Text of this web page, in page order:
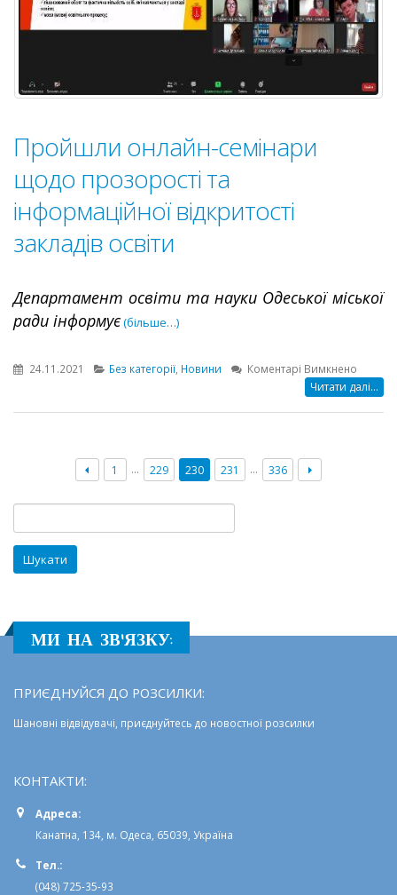
Пройшли онлайн-семінари
щодо прозорості та
інформаційної відкритості
закладів освіти
Департамент освіти та науки Одеської міської
ради інформує(більше…)
24.11.2021 Без категорії Новини Коментарі Вимкнено
Читати далі...
1 … 229 230 231 … 336
МИ НА ЗВ'ЯЗКУ:
ПРИЄДНУЙСЯ ДО РОЗСИЛКИ:
Шановні відвідувачі, приєднуйтесь до новостної розсилки
КОНТАКТИ:
Адреса:
Канатна, 134, м. Одеса, 65039, Україна
Тел.:
(048) 725-35-93